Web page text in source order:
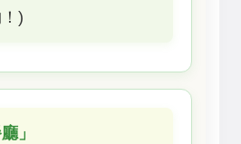
)
」